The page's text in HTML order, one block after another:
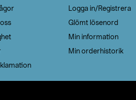
Logga in/Registrera
Glömt lösenord
Min information
Min orderhistorik